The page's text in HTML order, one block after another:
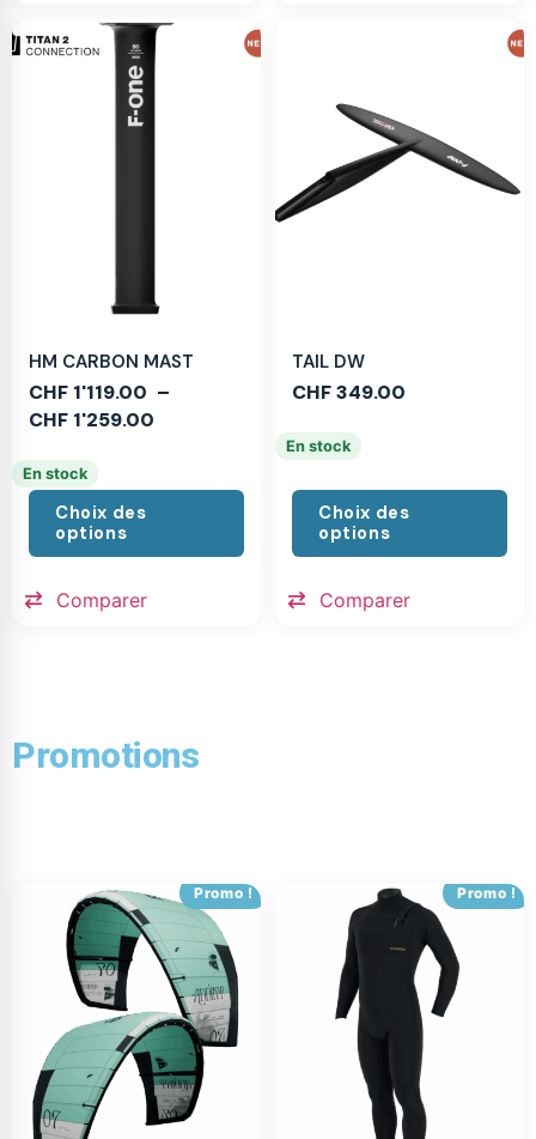
HM CARBON MAST
CHF 1'119.00 –
CHF 1'259.00
En stock
Choix des
options
Comparer
TAIL DW
CHF349.00
En stock
Choix des
options
Comparer
Promotions
Promo ! Promo !